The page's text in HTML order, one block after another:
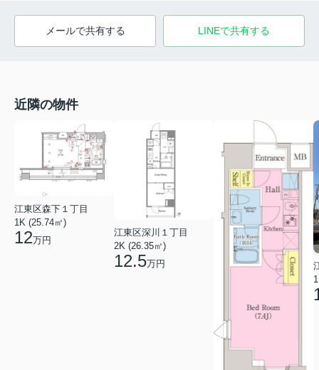
メールで共有する LINEで共有する
近隣の物件
江東区森下１丁目
1K (25.74㎡)
12万円
江東区深川１丁目
2K (26.35㎡)
12.5万円